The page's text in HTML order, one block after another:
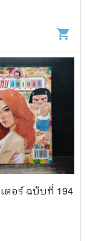
shopping_cart
อร์ ฉบับที่ 194